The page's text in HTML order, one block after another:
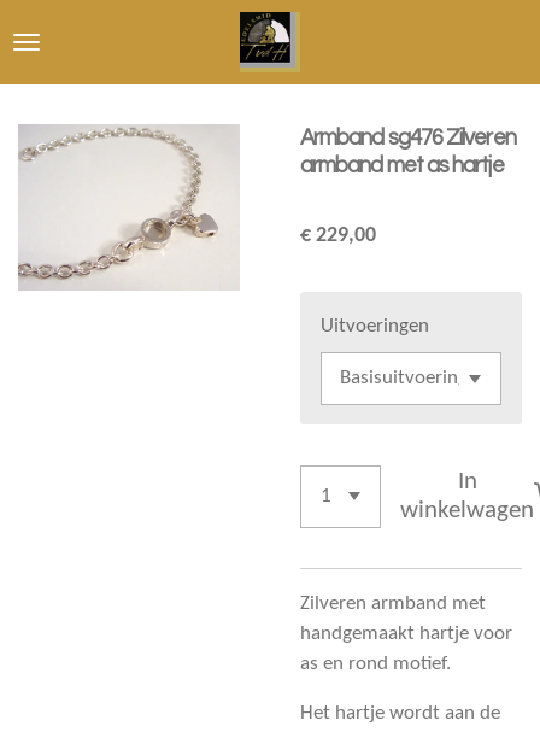
direct
naar
hoofdinhoud
Armband sg476 Zilveren
armband met as hartje
€ 229,00
Uitvoeringen
In
winkelwagen
Zilveren armband met
handgemaakt hartje voor
as en rond motief.
Het hartje wordt aan de